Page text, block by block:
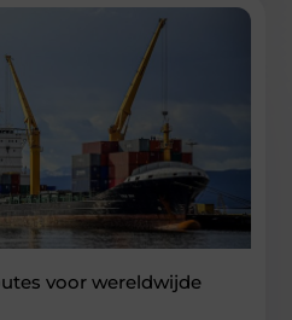
voor wereldwijde